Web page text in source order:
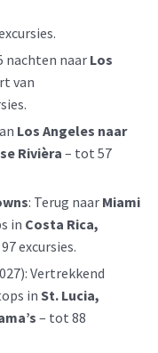
nachten naarLos
van
Los Angeles naar
Rivièra – tot 57
: Terug naar Miami
in Costa Rica,
excursies.
Vertrekkend
in St. Lucia,
– tot 88